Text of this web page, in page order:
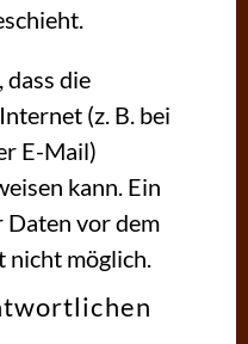
die
(z. B. bei
E-Mail)
kann. Ein
Daten vor dem
möglich.